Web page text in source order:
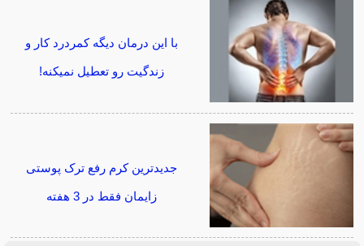
با این درمان دیگه کمردرد کار و
زندگیت رو تعطیل نمیکنه!
جدیدترین کرم رفع ترک پوستی
زایمان فقط در 3 هفته